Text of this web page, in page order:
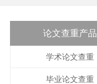
论文查重产品
学术论文查重
毕业论文查重